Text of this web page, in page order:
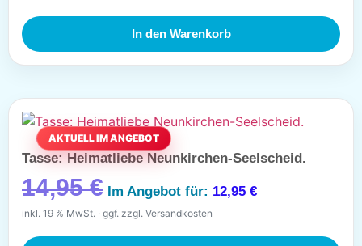
In den Warenkorb
Tasse: Heimatliebe Neunkirchen-Seelscheid.
14,95€ Im Angebot für: 12,95 €
inkl. 19 % MwSt. ggf. zzgl. Versandkosten